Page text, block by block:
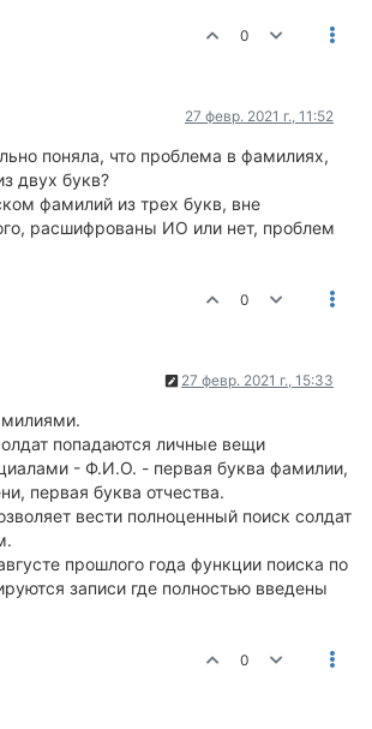
0
27 февр. 2021 г., 11:52
поняла, что проблема в фамилиях,
двух букв?
фамилий из трех букв, вне
расшифрованы ИО или нет, проблем
0
27 февр. 2021 г., 15:33
попадаются личные вещи
- Ф.И.О. - первая буква фамилии,
первая буква отчества.
вести полноценный поиск солдат
прошлого года функции поиска по
записи где полностью введены
0